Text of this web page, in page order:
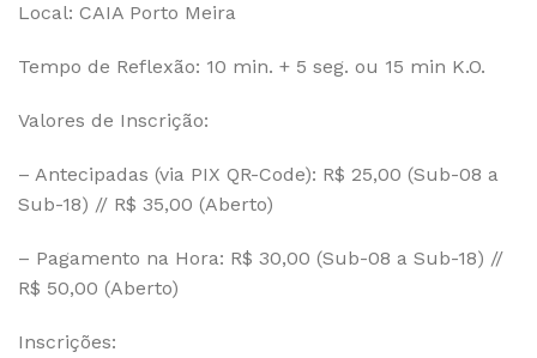
Local: CAIA Porto Meira
Tempo de Reflexão: 10 min. + 5 seg. ou 15 min K.O.
Valores de Inscrição:
– Antecipadas (via PIX QR-Code): R$ 25,00 (Sub-08 a
Sub-18) // R$ 35,00 (Aberto)
– Pagamento na Hora: R$ 30,00 (Sub-08 a Sub-18) //
R$ 50,00 (Aberto)
Inscrições: